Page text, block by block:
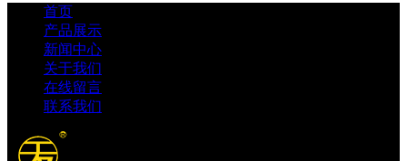
首页
产品展示
新闻中心
关于我们
在线留言
联系我们